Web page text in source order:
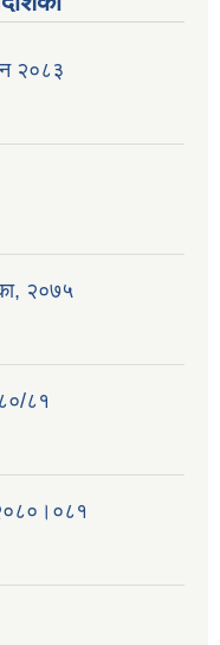
२०८३
२०७५
८१